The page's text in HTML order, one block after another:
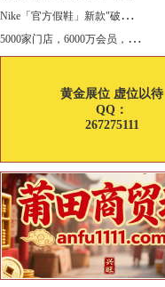
N
ike「官方假鞋」新款"破防退出游戏"曝光，确认发售
5
000家门店，6000万会员，30亿“内衣大王”大手笔分红！
黄金展位 虚位以待
QQ：
267275111